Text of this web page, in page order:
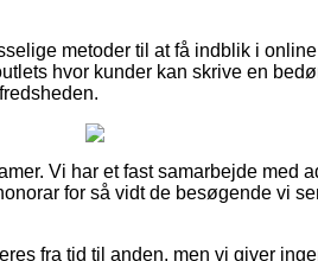
metoder til at få indblik i
hvor kunder kan skrive en
Vi har et fast samarbejde med
for så vidt de besøgende vi
fra tid til anden, men vi giver